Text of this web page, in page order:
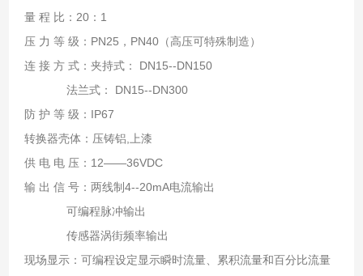
量 程 比：20：1
压 力 等 级：PN25，PN40（高压可特殊制造）
连 接 方 式：夹持式： DN15--DN150
法兰式： DN15--DN300
防 护 等 级：IP67
转换器壳体：压铸铝,上漆
供 电 电 压：12——36VDC
输 出 信 号：两线制4--20mA电流输出
可编程脉冲输出
传感器涡街频率输出
现场显示：可编程设定显示瞬时流量、累积流量和百分比流量